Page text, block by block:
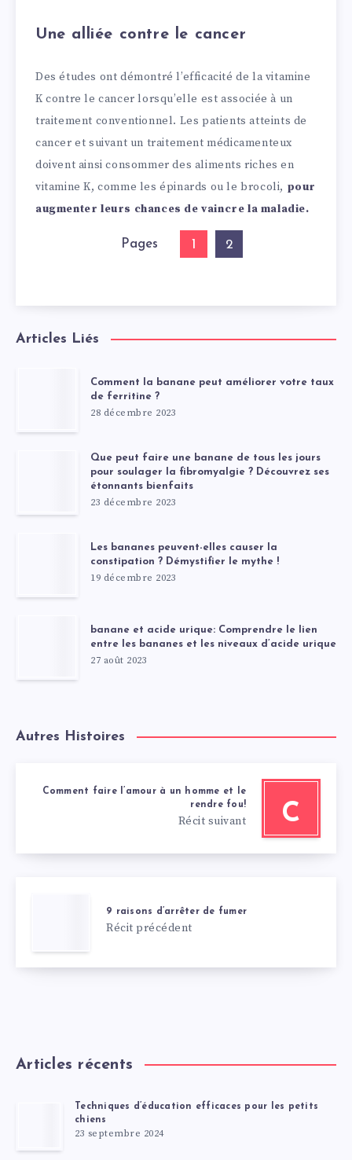
Une alliée contre le cancer
Des études ont démontré l’efficacité de la vitamine
K contre le cancer lorsqu’elle est associée à un
traitement conventionnel. Les patients atteints de
cancer et suivant un traitement médicamenteux
doivent ainsi consommer des aliments riches en
vitamine K, comme les épinards ou le brocoli, pour
augmenter leurs chances de vaincre la maladie.
Pages 1 2
Articles Liés
Comment la banane peut améliorer votre taux
de ferritine ?
28 décembre 2023
Que peut faire une banane de tous les jours
pour soulager la fibromyalgie ? Découvrez ses
étonnants bienfaits
23 décembre 2023
Les bananes peuvent-elles causer la
constipation ? Démystifier le mythe !
19 décembre 2023
banane et acide urique: Comprendre le lien
entre les bananes et les niveaux d’acide urique
27 août 2023
Autres Histoires
C
Comment faire l’amour à un homme et le
rendre fou!
Récit suivant
9 raisons d’arrêter de fumer
Récit précédent
Articles récents
Techniques d’éducation efficaces pour les petits
chiens
23 septembre 2024